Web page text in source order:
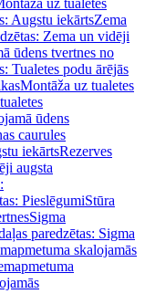
uz tualetes
Augstu iekārtsZema
Zema un vidēji
ūdens tvertnes no
Tualetes podu ārējās
Montāža uz tualetes
ūdens
caurules
iekārtsRezerves
augsta
PieslēgumiStūra
Sigma
paredzētas: Sigma
skalojamās